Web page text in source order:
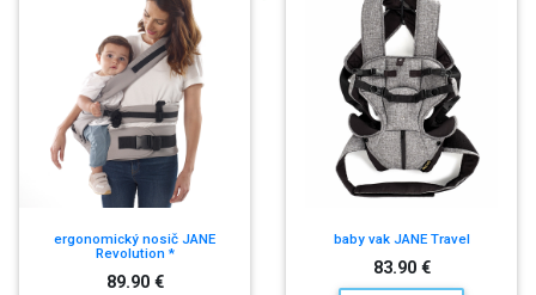
ergonomický nosič JANE
Revolution *
89.90 €
baby vak JANE Travel
83.90 €